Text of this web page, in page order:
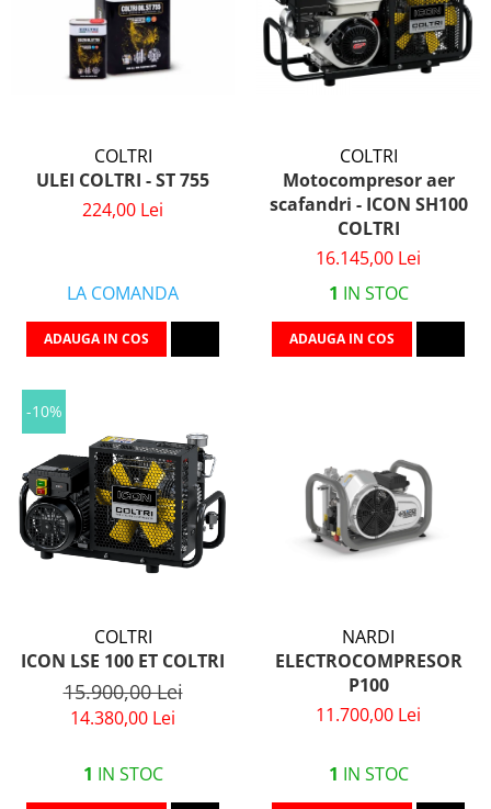
COLTRI
ULEI COLTRI - ST 755
224,00 Lei
LA COMANDA
ADAUGA IN COS
COLTRI
Motocompresor aer
scafandri - ICON SH100
COLTRI
16.145,00 Lei
1 IN STOC
ADAUGA IN COS
-10%
COLTRI
ICON LSE 100 ET COLTRI
15.900,00 Lei
14.380,00 Lei
1 IN STOC
NARDI
ELECTROCOMPRESOR
P100
11.700,00 Lei
1 IN STOC